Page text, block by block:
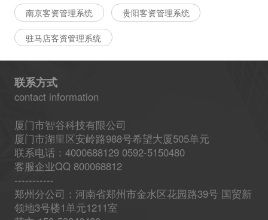
南京客资管理系统 贵阳客资管理系统
驻马店客资管理系统
联系方式
contact information
厦门市智谷科技有限公司
厦门市湖里区安岭路988号希望大厦505单元
联系电话：4000688129 0592-5150480
客服企业QQ 800068812
-----------
郑州分公司：河南省郑州市金水区花园路39号 国贸新
领地3号楼1单元1211室